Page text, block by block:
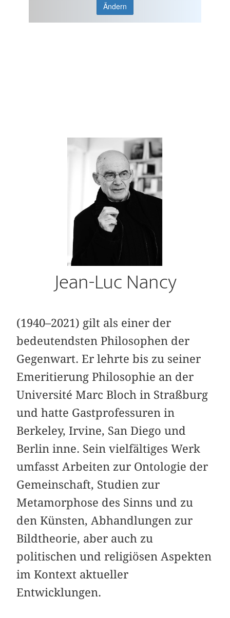
Ändern
Jean-Luc Nancy
(1940–2021) gilt als einer der
bedeutendsten Philosophen der
Gegenwart. Er lehrte bis zu seiner
Emeritierung Philosophie an der
Université Marc Bloch in Straßburg
und hatte Gastprofessuren in
Berkeley, Irvine, San Diego und
Berlin inne. Sein vielfältiges Werk
umfasst Arbeiten zur Ontologie der
Gemeinschaft, Studien zur
Metamorphose des Sinns und zu
den Künsten, Abhandlungen zur
Bildtheorie, aber auch zu
politischen und religiösen Aspekten
im Kontext aktueller
Entwicklungen.